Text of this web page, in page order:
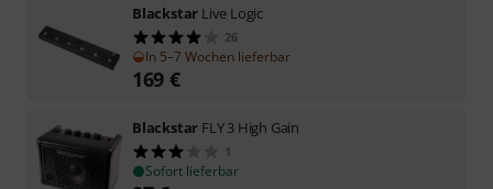
Blackstar Live Logic
26
In 5–7 Wochen lieferbar
169 €
Blackstar FLY 3 High Gain
1
Sofort lieferbar